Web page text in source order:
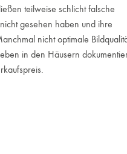
teilweise schlicht falsche
gesehen haben und ihre
nicht optimale
in den Häusern